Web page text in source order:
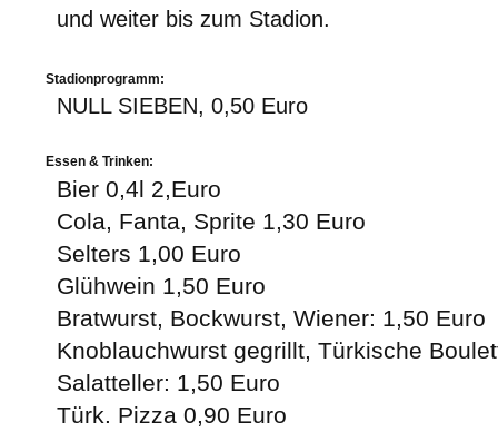
und weiter bis zum Stadion.
Stadionprogramm:
NULL SIEBEN, 0,50 Euro
Essen & Trinken:
Bier 0,4l 2,Euro
Cola, Fanta, Sprite 1,30 Euro
Selters 1,00 Euro
Glühwein 1,50 Euro
Bratwurst, Bockwurst, Wiener: 1,50 Euro
Knoblauchwurst gegrillt, Türkische
Salatteller: 1,50 Euro
Türk. Pizza 0,90 Euro